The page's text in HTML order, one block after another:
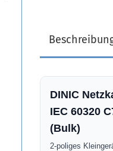
DINIC
IEC 60320
(Bulk)
2-poliges